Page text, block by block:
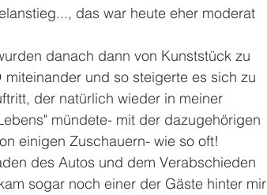
das war heute eher moderat
danach dann von Kunststück zu
und so steigerte es sich zu
der natürlich wieder in meiner
mündete- mit der dazugehörigen
einigen Zuschauern- wie so oft!
des Autos und dem Verabschieden
sogar noch einer der Gäste hinter mir